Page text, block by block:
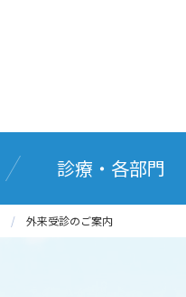
診療・各部門
外来受診のご案内